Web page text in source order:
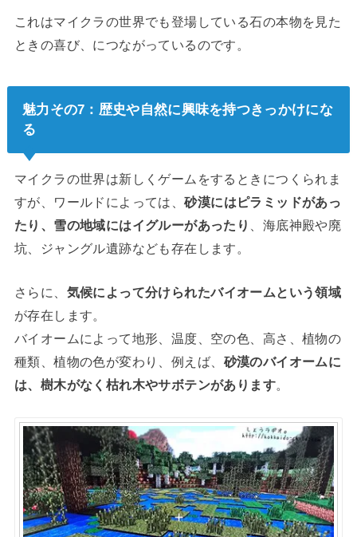
これはマイクラの世界でも登場している石の本物を見た
ときの喜び、につながっているのです。
魅力その7：歴史や自然に興味を持つきっかけにな
る
マイクラの世界は新しくゲームをするときにつくられま
すが、ワールドによっては、砂漠にはピラミッドがあっ
たり、雪の地域にはイグルーがあったり
、海底神殿や廃
坑、ジャングル遺跡なども存在します。
さらに、 気候によって分けられたバイオームという領域
が存在します。
バイオームによって地形、温度、空の色、高さ、植物の
種類、植物の色が変わり、例えば、 砂漠のバイオームに
は、樹木がなく枯れ木やサボテンがあります。